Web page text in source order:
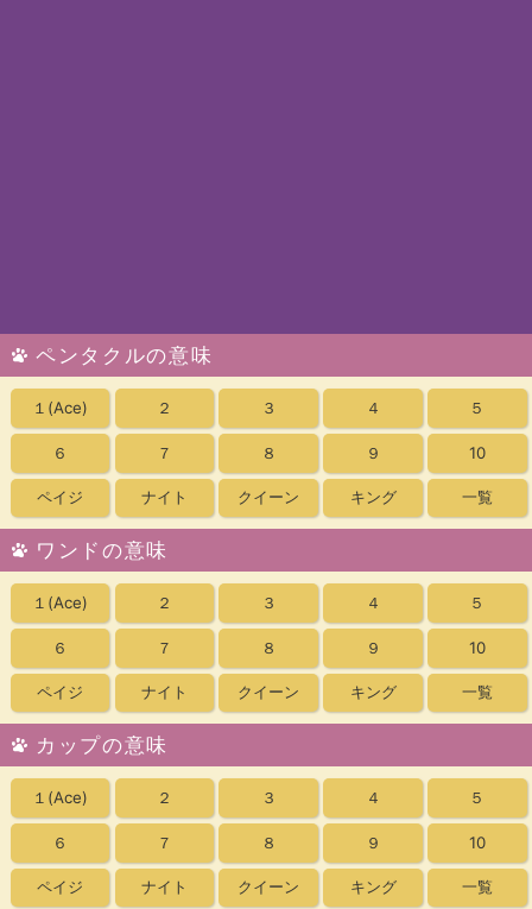
ペンタクルの意味
１ (Ace) ２ ３ ４ ５
６ ７ ８ ９ 10
ペイジ ナイト クイーン キング 一覧
ワンドの意味
１ (Ace) ２ ３ ４ ５
６ ７ ８ ９ 10
ペイジ ナイト クイーン キング 一覧
カップの意味
１ (Ace) ２ ３ ４ ５
６ ７ ８ ９ 10
ペイジ ナイト クイーン キング 一覧